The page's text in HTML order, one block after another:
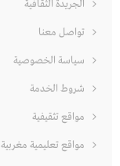
الجريدة الثقافية
تواصل معنا
سياسة الخصوصية
شروط الخدمة
مواقع تثقيفية
مواقع تعليمية مغربية